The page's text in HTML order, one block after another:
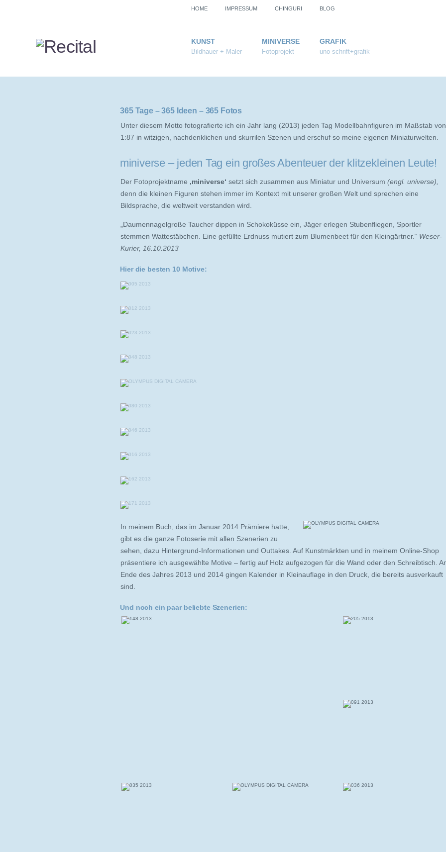
HOME IMPRESSUM CHINGURI BLOG
KUNST
Bildhauer + Maler
MINIVERSE
Fotoprojekt
GRAFIK
uno schrift+grafik
365 Tage – 365 Ideen – 365 Fotos
Unter diesem Motto fotografierte ich ein Jahr lang (2013) jeden Tag Modellbahnfiguren im Maßstab von
1:87 in witzigen, nachdenklichen und skurrilen Szenen und erschuf so meine eigenen Miniaturwelten.
miniverse – jeden Tag ein großes Abenteuer der klitzekleinen Leute!
Der Fotoprojektname ‚miniverse‘ setzt sich zusammen aus Miniatur und Universum (engl. universe),
denn die kleinen Figuren stehen immer im Kontext mit unserer großen Welt und sprechen eine
Bildsprache, die weltweit verstanden wird.
„Daumennagelgroße Taucher dippen in Schokoküsse ein, Jäger erlegen Stubenfliegen, Sportler
stemmen Wattestäbchen. Eine gefüllte Erdnuss mutiert zum Blumenbeet für den Kleingärtner.“ Weser-
Kurier, 16.10.2013
Hier die besten 10 Motive:
In meinem Buch, das im Januar 2014 Prämiere hatte,
gibt es die ganze Fotoserie mit allen Szenerien zu
sehen, dazu Hintergrund-Informationen und Outtakes. Auf Kunstmärkten und in meinem Online-Shop
präsentiere ich ausgewählte Motive – fertig auf Holz aufgezogen für die Wand oder den Schreibtisch.
Ende des Jahres 2013 und 2014 gingen Kalender in Kleinauflage in den Druck, die bereits ausverkauft
sind.
Und noch ein paar beliebte Szenerien: